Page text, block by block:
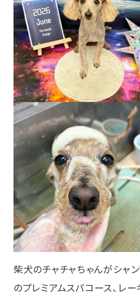
柴犬のチャチャちゃんがシャン
のプレミアムスパコース、レー